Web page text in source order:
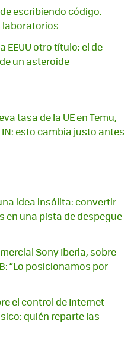
escribiendo código.
laboratorios
EEUU otro título: el de
un asteroide
tasa de la UE en Temu,
esto cambia justo antes
idea insólita: convertir
en una pista de despegue
Sony Iberia, sobre
“Lo posicionamos por
el control de Internet
quién reparte las